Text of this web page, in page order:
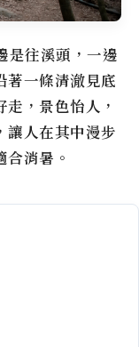
是往溪頭，一邊
著一條清澈見底
，景色怡人，
讓人在其中漫步
消暑。